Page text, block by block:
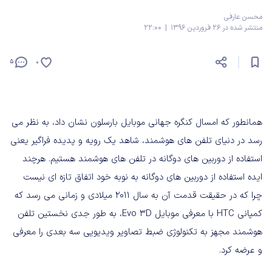
محسن عارفی
منتشر شده در 26 فروردین 1396 | 22:00
5 0
همانطور که امسال کنگره جهانی موبایل بارسلون نشان داد، به نظر می
رسد در دنیای تلفن های هوشمند، شاهد یک رویه و پدیده فراگیر یعنی
استفاده از دوربین های دوگانه در تلفن های هوشمند هستیم. هرچند
ایده استفاده از دوربین های دوگانه به نوبه خود اتفاق تازه ای نیست
چرا که در حقیقت قدمت آن به سال 2011 میلادی و زمانی می رسد که
کمپانی HTC با معرفی موبایل Evo 3D، به طور جدی نخستین تلفن
هوشمند مجهز به تکنولوژی ضبط تصاویر ویدیویی سه بعدی را معرفی
و عرضه کرد.